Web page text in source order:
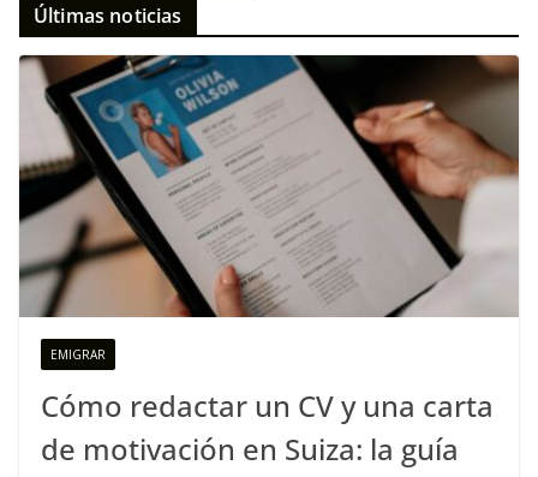
Últimas noticias
EMIGRAR
Cómo redactar un CV y una carta
de motivación en Suiza: la guía